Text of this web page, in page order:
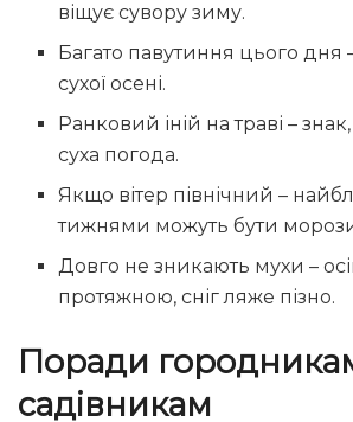
віщує сувору зиму.
Багато павутиння цього дня
сухої осені.
Ранковий іній на траві –
суха погода.
Якщо вітер північний –
тижнями можуть бути
Довго не зникають мухи –
протяжною, сніг ляже пізно.
Поради
садівникам